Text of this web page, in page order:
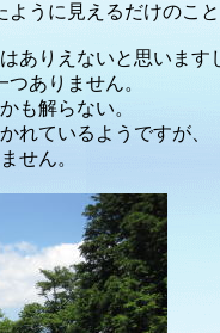
ように見えるだけのこ
ありえないと思います
ありません。
も解らない。
れているようですが、
せん。